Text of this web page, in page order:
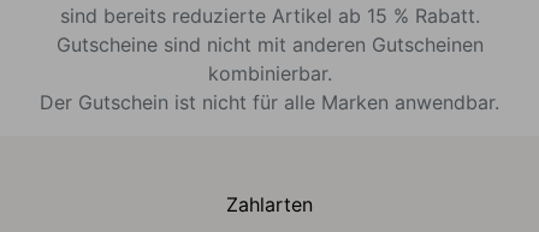
sind bereits reduzierte Artikel ab 15 % Rabatt.
Gutscheine sind nicht mit anderen Gutscheinen
kombinierbar.
Der Gutschein ist nicht für alle Marken anwendbar.
Zahlarten